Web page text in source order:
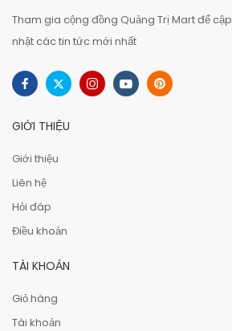
Tham gia cộng đồng Quảng Trị Mart để cập
nhật các tin tức mới nhất
GIỚI THIỆU
Giới thiệu
Liên hệ
Hỏi đáp
Điều khoản
TÀI KHOẢN
Giỏ hàng
Tài khoản